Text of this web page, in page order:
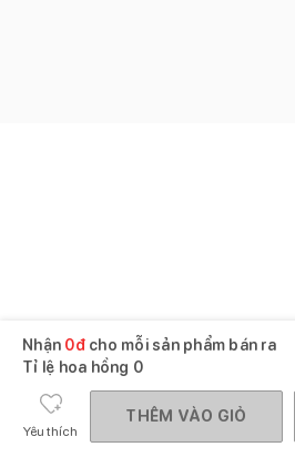
Nhận 0đcho mỗi sản phẩm bán ra
Tỉ lệ hoa hồng 0
Yêu thích
THÊM VÀO GIỎ